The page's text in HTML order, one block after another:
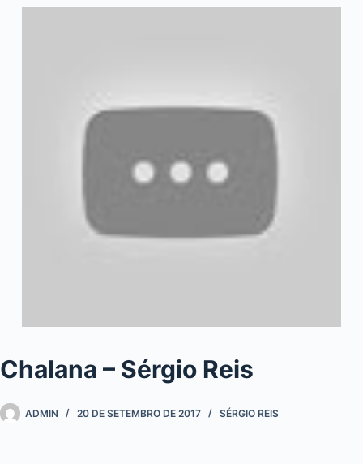
Chalana – Sérgio Reis
ADMIN 20 DE SETEMBRO DE 2017 SÉRGIO REIS